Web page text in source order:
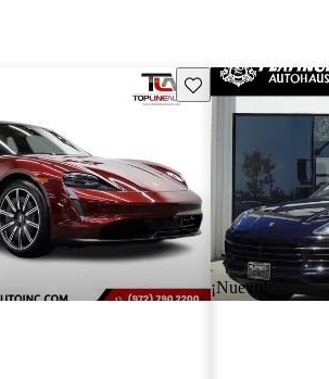
Guarda este Aviso
¡Nuevo!